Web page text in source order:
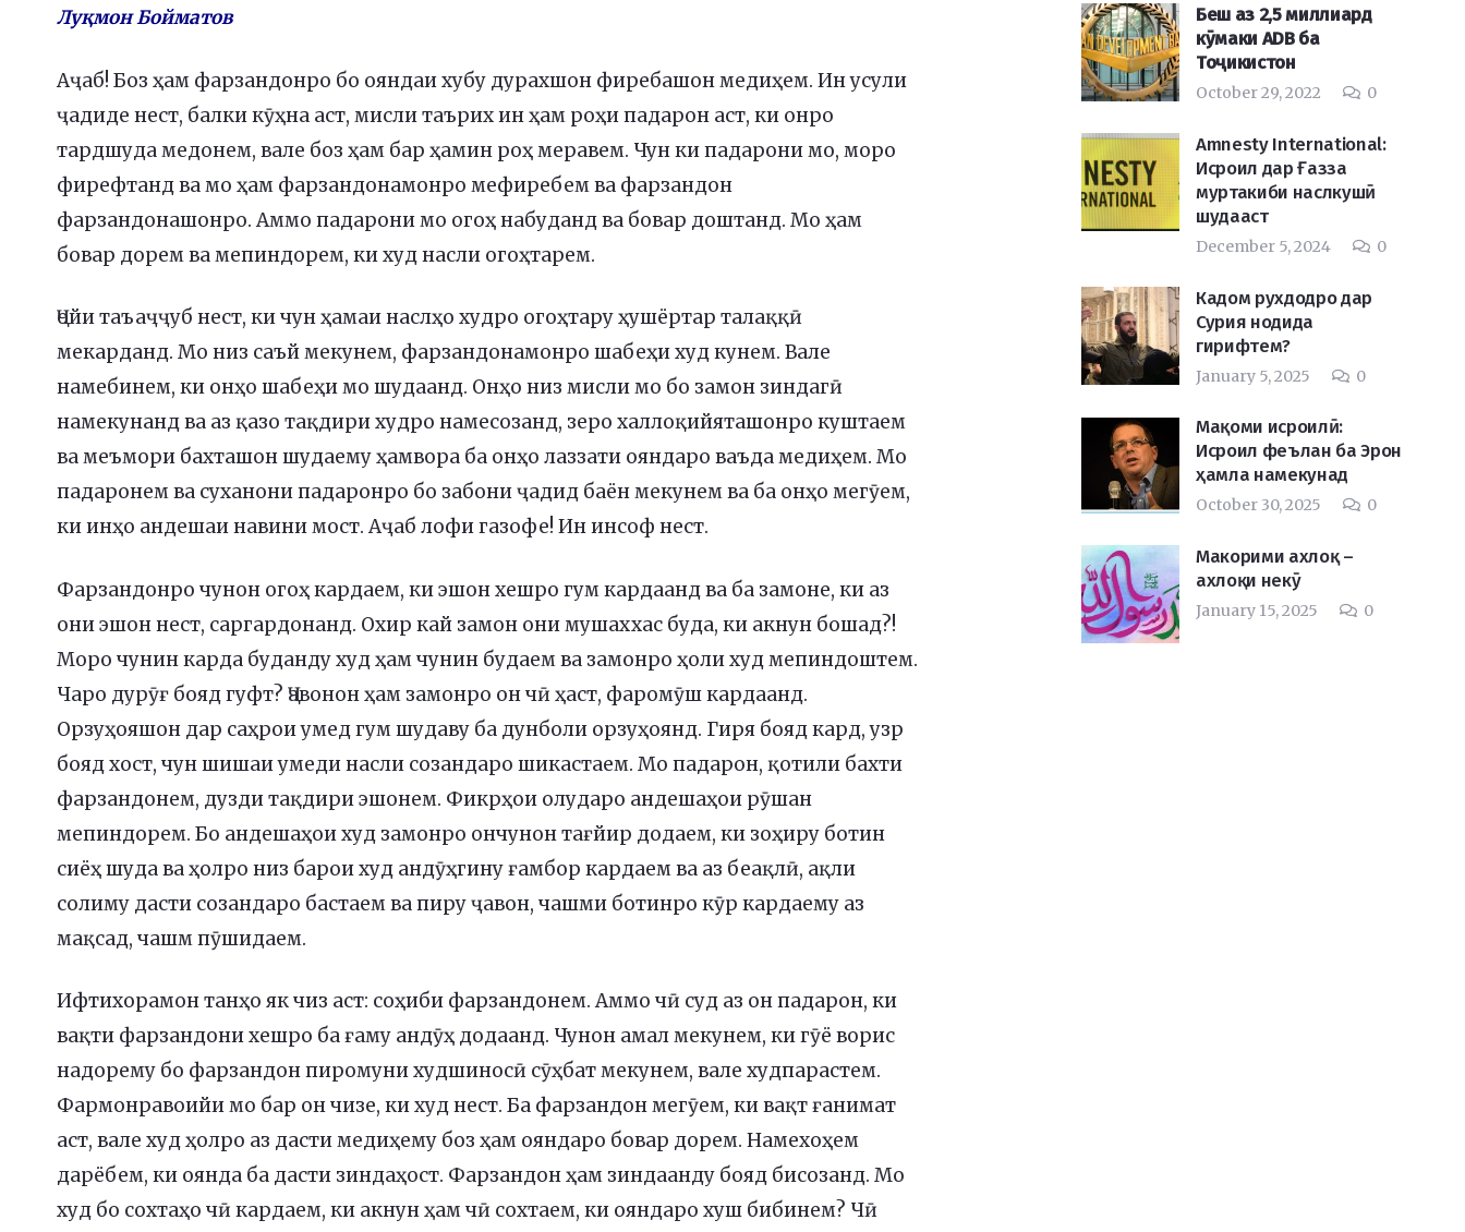
Луқмон Бойматов
Аҷаб! Боз ҳам фарзандонро бо ояндаи хубу дурахшон фиребашон медиҳем. Ин усули
ҷадиде нест, балки кӯҳна аст, мисли таърих ин ҳам роҳи падарон аст, ки онро
тардшуда медонем, вале боз ҳам бар ҳамин роҳ меравем. Чун ки падарони мо, моро
фирефтанд ва мо ҳам фарзандонамонро мефиребем ва фарзандон
фарзандонашонро. Аммо падарони мо огоҳ набуданд ва бовар доштанд. Мо ҳам
бовар дорем ва мепиндорем, ки худ насли огоҳтарем.
Ҷойи таъаҷҷуб нест, ки чун ҳамаи наслҳо худро огоҳтару ҳушёртар талаққӣ
мекарданд. Мо низ саъй мекунем, фарзандонамонро шабеҳи худ кунем. Вале
намебинем, ки онҳо шабеҳи мо шудаанд. Онҳо низ мисли мо бо замон зиндагӣ
намекунанд ва аз қазо тақдири худро намесозанд, зеро халлоқийяташонро куштаем
ва меъмори бахташон шудаему ҳамвора ба онҳо лаззати ояндаро ваъда медиҳем. Мо
падаронем ва суханони падаронро бо забони ҷадид баён мекунем ва ба онҳо мегӯем,
ки инҳо андешаи навини мост. Аҷаб лофи газофе! Ин инсоф нест.
Фарзандонро чунон огоҳ кардаем, ки эшон хешро гум кардаанд ва ба замоне, ки аз
они эшон нест, саргардонанд. Охир кай замон они мушаххас буда, ки акнун бошад?!
Моро чунин карда буданду худ ҳам чунин будаем ва замонро ҳоли худ мепиндоштем.
Чаро дурӯғ бояд гуфт? Ҷавонон ҳам замонро он чӣ ҳаст, фаромӯш кардаанд.
Орзуҳояшон дар саҳрои умед гум шудаву ба дунболи орзуҳоянд. Гиря бояд кард, узр
бояд хост, чун шишаи умеди насли созандаро шикастаем. Мо падарон, қотили бахти
фарзандонем, дузди тақдири эшонем. Фикрҳои олударо андешаҳои рӯшан
мепиндорем. Бо андешаҳои худ замонро ончунон тағйир додаем, ки зоҳиру ботин
сиёҳ шуда ва ҳолро низ барои худ андӯҳгину ғамбор кардаем ва аз беақлӣ, ақли
солиму дасти созандаро бастаем ва пиру ҷавон, чашми ботинро кӯр кардаему аз
мақсад, чашм пӯшидаем.
Ифтихорамон танҳо як чиз аст: соҳиби фарзандонем. Аммо чӣ суд аз он падарон, ки
вақти фарзандони хешро ба ғаму андӯҳ додаанд. Чунон амал мекунем, ки гӯё ворис
надорему бо фарзандон пиромуни худшиносӣ сӯҳбат мекунем, вале худпарастем.
Фармонравоийи мо бар он чизе, ки худ нест. Ба фарзандон мегӯем, ки вақт ғанимат
аст, вале худ ҳолро аз дасти медиҳему боз ҳам ояндаро бовар дорем. Намехоҳем
дарёбем, ки оянда ба дасти зиндаҳост. Фарзандон ҳам зиндаанду бояд бисозанд. Мо
худ бо сохтаҳо чӣ кардаем, ки акнун ҳам чӣ сохтаем, ки ояндаро хуш бибинем? Чӣ
Беш аз 2,5 миллиард
кӯмаки ADB ба
Тоҷикистон
October 29, 2022 0
Amnesty International:
Исроил дар Ғазза
муртакиби наслкушӣ
шудааст
December 5, 2024 0
Кадом рухдодро дар
Сурия нодида
гирифтем?
January 5, 2025 0
Мақоми исроилӣ:
Исроил феълан ба Эрон
ҳамла намекунад
October 30, 2025 0
Макорими ахлоқ –
ахлоқи некӯ
January 15, 2025 0